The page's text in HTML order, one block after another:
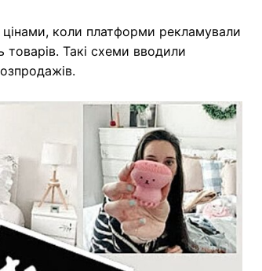
коли платформи рекламували
Такі схеми вводили